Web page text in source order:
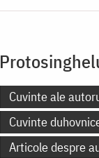
Cuvinte ale
Cuvinte
Articole despre